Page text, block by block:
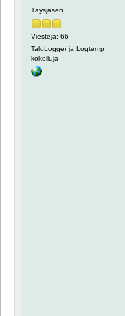
Täysjäsen
Viestejä: 66
TaloLogger ja Logtemp
kokeiluja